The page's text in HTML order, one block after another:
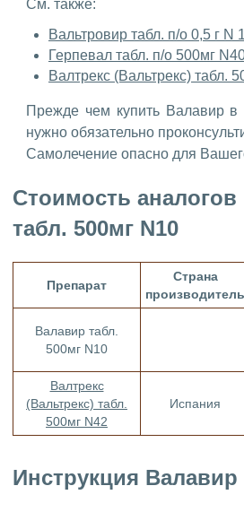
См. также:
Вальтровир табл. п/о 0,5 г N
Герпевал табл. п/о 500мг
Валтрекс (Вальтрекс) табл.
Прежде чем купить Валавир в
нужно обязательно
Самолечение опасно для
Стоимость
табл. 500мг N10
Препарат
Страна
производитель
Валавир табл.
500мг N10
Валтрекс
(Вальтрекс) табл.
500мг N42
Испания
Инструкция Валавир